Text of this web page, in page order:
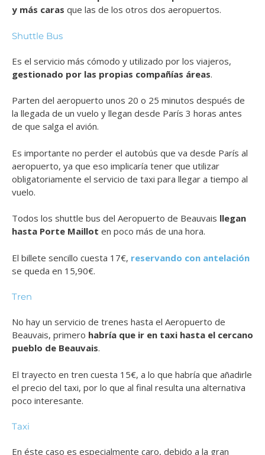
y más caras que las de los otros dos aeropuertos.
Shuttle Bus
Es el servicio más cómodo y utilizado por los viajeros,
gestionado por las propias compañías áreas.
Parten del aeropuerto unos 20 o 25 minutos después de
la llegada de un vuelo y llegan desde París 3 horas antes
de que salga el avión.
Es importante no perder el autobús que va desde París al
aeropuerto, ya que eso implicaría tener que utilizar
obligatoriamente el servicio de taxi para llegar a tiempo al
vuelo.
Todos los shuttle bus del Aeropuerto de Beauvais llegan
hasta Porte Maillot en poco más de una hora.
El billete sencillo cuesta 17€, reservando con antelación
se queda en 15,90€.
Tren
No hay un servicio de trenes hasta el Aeropuerto de
Beauvais, primero habría que ir en taxi hasta el cercano
pueblo de Beauvais.
El trayecto en tren cuesta 15€, a lo que habría que añadirle
el precio del taxi, por lo que al final resulta una alternativa
poco interesante.
Taxi
En éste caso es especialmente caro, debido a la gran